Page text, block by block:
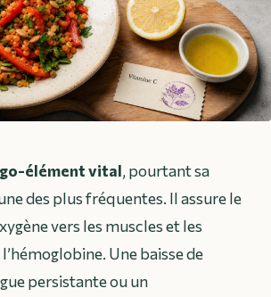
élément vital, pourtant sa
des plus fréquentes. Il assure le
vers les muscles et les
Une baisse de
persistante ou un